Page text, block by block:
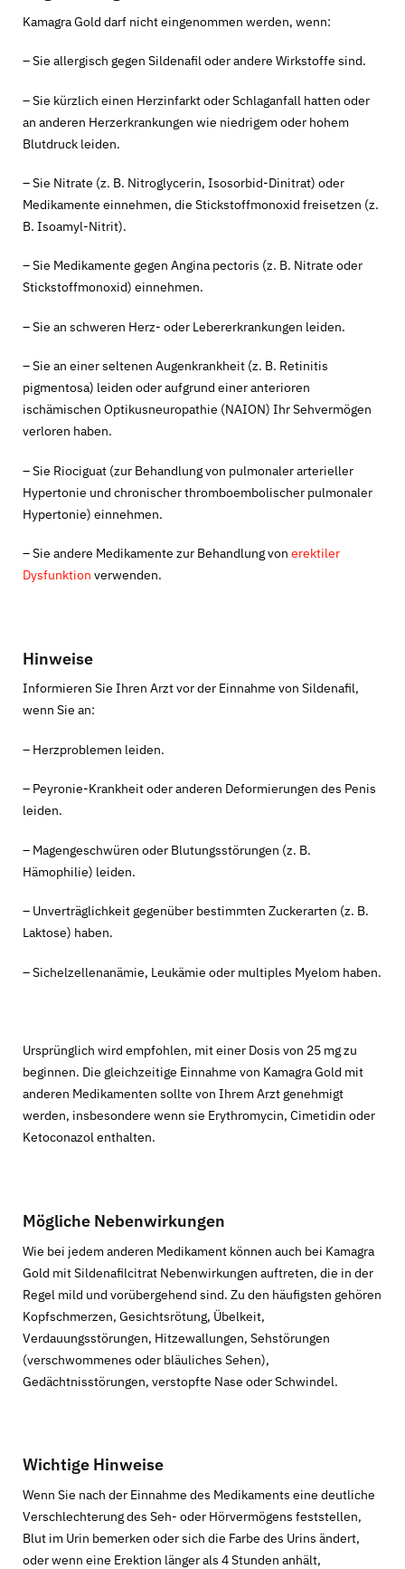
Kamagra Gold darf nicht eingenommen werden, wenn:
– Sie allergisch gegen Sildenafil oder andere Wirkstoffe sind.
– Sie kürzlich einen Herzinfarkt oder Schlaganfall hatten oder
an anderen Herzerkrankungen wie niedrigem oder hohem
Blutdruck leiden.
– Sie Nitrate (z. B. Nitroglycerin, Isosorbid-Dinitrat) oder
Medikamente einnehmen, die Stickstoffmonoxid freisetzen (z.
B. Isoamyl-Nitrit).
– Sie Medikamente gegen Angina pectoris (z. B. Nitrate oder
Stickstoffmonoxid) einnehmen.
– Sie an schweren Herz- oder Lebererkrankungen leiden.
– Sie an einer seltenen Augenkrankheit (z. B. Retinitis
pigmentosa) leiden oder aufgrund einer anterioren
ischämischen Optikusneuropathie (NAION) Ihr Sehvermögen
verloren haben.
– Sie Riociguat (zur Behandlung von pulmonaler arterieller
Hypertonie und chronischer thromboembolischer pulmonaler
Hypertonie) einnehmen.
– Sie andere Medikamente zur Behandlung von erektiler
Dysfunktion verwenden.
Hinweise
Informieren Sie Ihren Arzt vor der Einnahme von Sildenafil,
wenn Sie an:
– Herzproblemen leiden.
– Peyronie-Krankheit oder anderen Deformierungen des Penis
leiden.
– Magengeschwüren oder Blutungsstörungen (z. B.
Hämophilie) leiden.
– Unverträglichkeit gegenüber bestimmten Zuckerarten (z. B.
Laktose) haben.
– Sichelzellenanämie, Leukämie oder multiples Myelom haben.
Ursprünglich wird empfohlen, mit einer Dosis von 25 mg zu
beginnen. Die gleichzeitige Einnahme von Kamagra Gold mit
anderen Medikamenten sollte von Ihrem Arzt genehmigt
werden, insbesondere wenn sie Erythromycin, Cimetidin oder
Ketoconazol enthalten.
Mögliche Nebenwirkungen
Wie bei jedem anderen Medikament können auch bei Kamagra
Gold mit Sildenafilcitrat Nebenwirkungen auftreten, die in der
Regel mild und vorübergehend sind. Zu den häufigsten gehören
Kopfschmerzen, Gesichtsrötung, Übelkeit,
Verdauungsstörungen, Hitzewallungen, Sehstörungen
(verschwommenes oder bläuliches Sehen),
Gedächtnisstörungen, verstopfte Nase oder Schwindel.
Wichtige Hinweise
Wenn Sie nach der Einnahme des Medikaments eine deutliche
Verschlechterung des Seh- oder Hörvermögens feststellen,
Blut im Urin bemerken oder sich die Farbe des Urins ändert,
oder wenn eine Erektion länger als 4 Stunden anhält,